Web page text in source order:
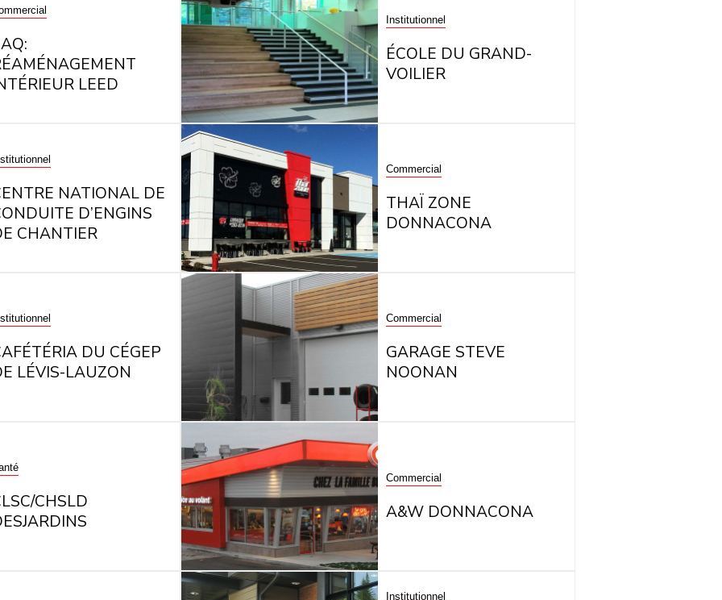
LEED
Institutionnel
ÉCOLE DU GRAND-
VOILIER
NATIONAL DE
D’ENGINS
CHANTIER
Commercial
THAÏ ZONE
DONNACONA
DU CÉGEP
LÉVIS-LAUZON
Commercial
GARAGE STEVE
NOONAN
CHSLD
Commercial
A&W DONNACONA
Institutionnel